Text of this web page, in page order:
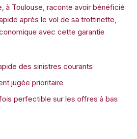
à Toulouse, raconte avoir bénéficié
après le vol de sa trottinette,
avec cette garantie
des sinistres courants
jugée prioritaire
perfectible sur les offres à bas